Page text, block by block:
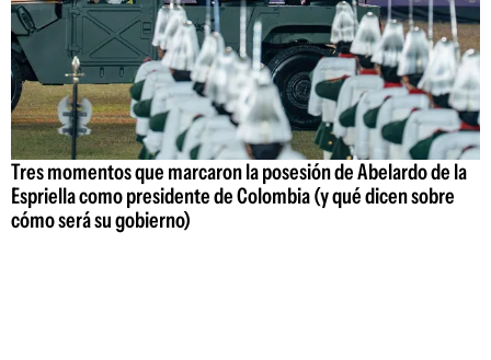
Tres momentos que marcaron la posesión de Abelardo de la
Espriella como presidente de Colombia (y qué dicen sobre
cómo será su gobierno)